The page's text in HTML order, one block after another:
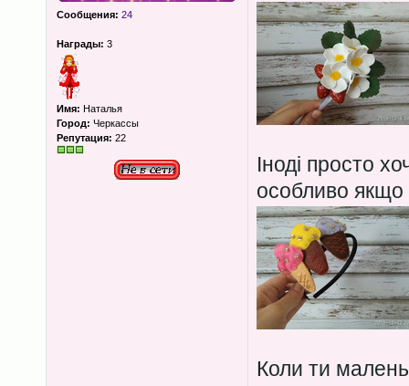
Сообщения: 24
Награды: 3
Имя: Наталья
Город: Черкассы
Репутация: 22
Іноді просто
особливо якщо
Коли ти